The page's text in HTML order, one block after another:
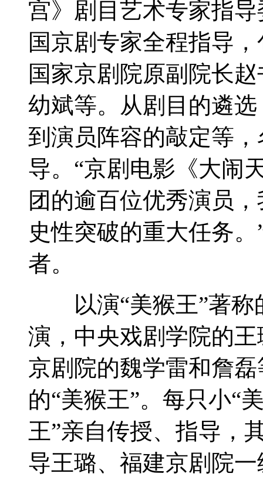
宫》剧目艺术专家指
国京剧专家全程指导
国家京剧院原副院长
幼斌等。从剧目的遴
到演员阵容的敲定等
导。“京剧电影《大闹
团的逾百位优秀演员
史性突破的重大任务
者。
以演“美猴王”著称
演，中央戏剧学院的
京剧院的魏学雷和詹
的“美猴王”。每只小“
王”亲自传授、指导，
导王璐、福建京剧院